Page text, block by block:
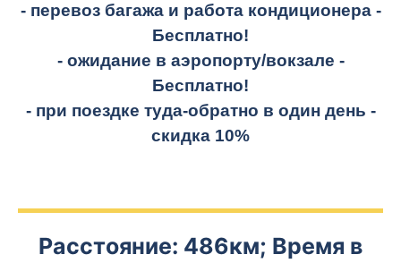
- перевоз багажа и работа кондиционера -
Бесплатно!
- ожидание в аэропорту/вокзале -
Бесплатно!
- при поездке туда-обратно в один день -
скидка 10%
Расстояние: 486км; Время в